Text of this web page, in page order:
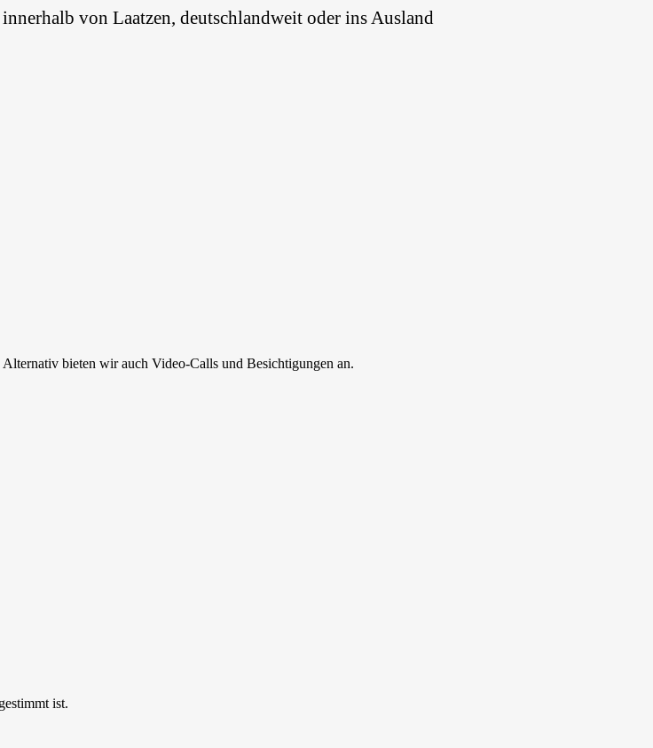
von Laatzen, deutschlandweit oder ins Ausland
bieten wir auch Video-Calls und Besichtigungen an.
ist.